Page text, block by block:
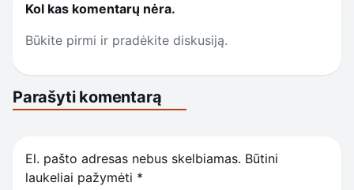
Kol kas komentarų nėra.
Būkite pirmi ir pradėkite diskusiją.
Parašyti komentarą
El. pašto adresas nebus skelbiamas. Būtini
laukeliai pažymėti *